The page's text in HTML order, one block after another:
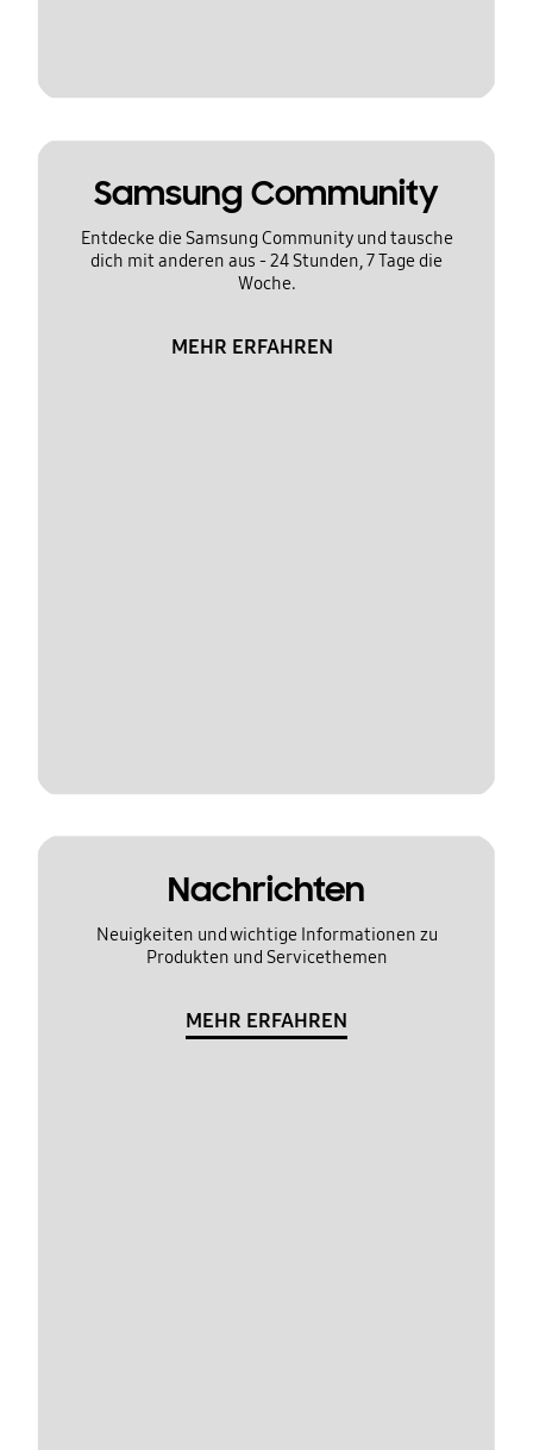
Samsung Community
Entdecke die Samsung Community und tausche
dich mit anderen aus - 24 Stunden, 7 Tage die
Woche.
MEHR ERFAHREN
Nachrichten
Neuigkeiten und wichtige Informationen zu
Produkten und Servicethemen
MEHR ERFAHREN